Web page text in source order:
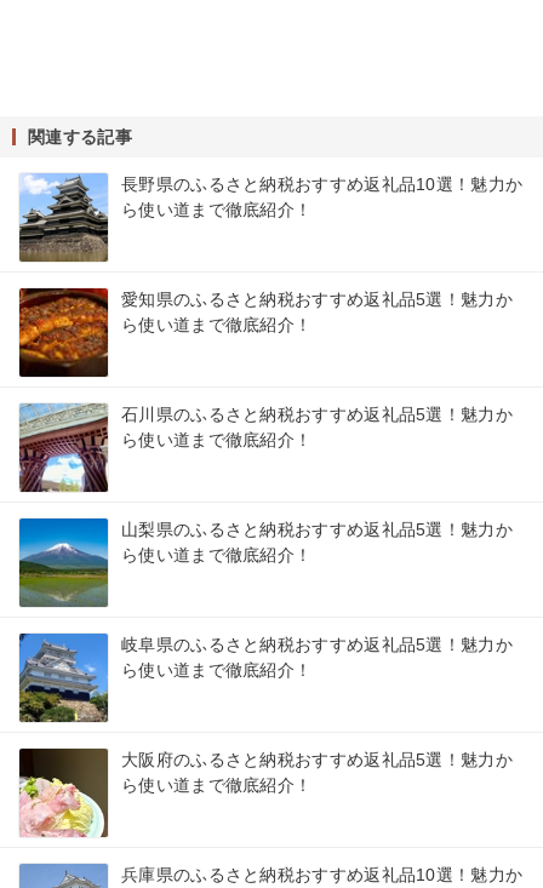
関連する記事
長野県のふるさと納税おすすめ返礼品10選！魅力か
ら使い道まで徹底紹介！
愛知県のふるさと納税おすすめ返礼品5選！魅力か
ら使い道まで徹底紹介！
石川県のふるさと納税おすすめ返礼品5選！魅力か
ら使い道まで徹底紹介！
山梨県のふるさと納税おすすめ返礼品5選！魅力か
ら使い道まで徹底紹介！
岐阜県のふるさと納税おすすめ返礼品5選！魅力か
ら使い道まで徹底紹介！
大阪府のふるさと納税おすすめ返礼品5選！魅力か
ら使い道まで徹底紹介！
兵庫県のふるさと納税おすすめ返礼品10選！魅力か